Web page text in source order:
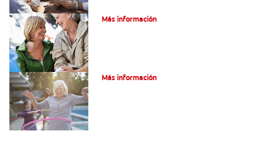
Más información
Más información